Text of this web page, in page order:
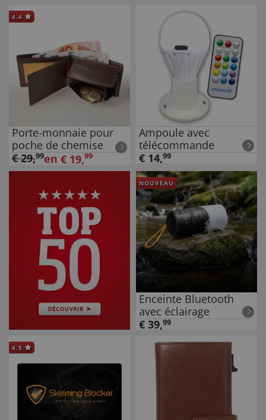
4.4
Porte-monnaie pour
poche de chemise
€29,99en € 19,99
Ampoule avec
télécommande
€ 14,99
NOUVEAU
Enceinte Bluetooth
avec éclairage
€ 39,99
4.5